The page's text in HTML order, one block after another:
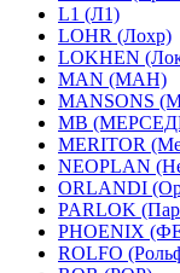
L1 (Л1)
LOHR (Лохр)
LOKHEN
MAN (МАН)
MANSONS
MB
MERITOR
NEOPLAN
ORLANDI
PARLOK
PHOENIX
ROLFO